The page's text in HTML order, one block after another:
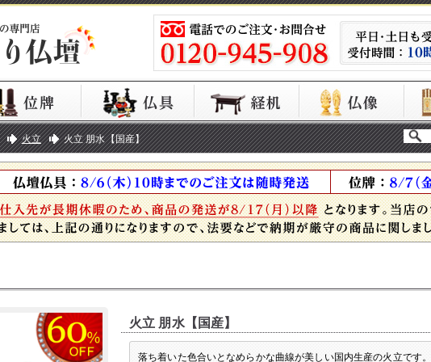
火立 朋水【国産】
落ち着いた色合いとなめらかな曲線が美しい国内生産の火立です
火立 火立 朋水【国産】